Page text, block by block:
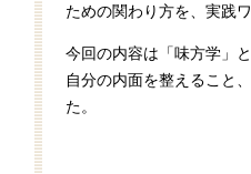
ための関わり方を、実践
今回の内容は「味方学」
自分の内面を整えること
た。